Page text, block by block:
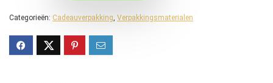
Categorieën: Cadeauverpakking, Verpakkingsmaterialen